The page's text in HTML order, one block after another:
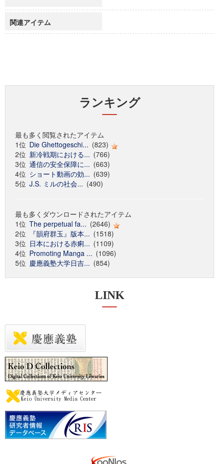
関連アイテム
ランキング
最も多く閲覧されたアイテム
1位 Die Ghettogeschi... (823)
2位 新冷戦期における... (766)
3位 通信の安全保障に... (663)
4位 ショート動画の効... (639)
5位 J.S. ミルの社会... (490)
最も多くダウンロードされたアイテム
1位 The perpetual fa... (2646)
2位
『韻府群玉』版本... (1518)
3位 日本における赤痢... (1109)
4位 Promoting Manga ... (1096)
5位 慶應義塾大学日吉... (854)
LINK